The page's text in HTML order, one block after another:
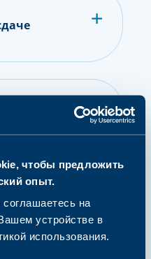
чтобы предложить
опыт.
на
устройстве в
использования.
и